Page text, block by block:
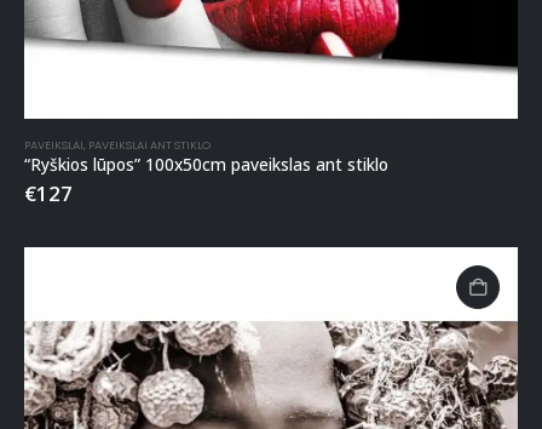
PAVEIKSLAI, PAVEIKSLAI ANT STIKLO
“Ryškios lūpos” 100x50cm paveikslas ant stiklo
€127